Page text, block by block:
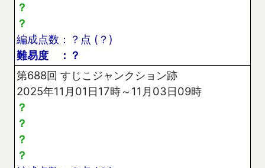
？
？
編成点数：？点 (？)
難易度 ：？
第688回 すじこジャンクション跡
2025年11月01日17時～11月03日09時
？
？
？
？